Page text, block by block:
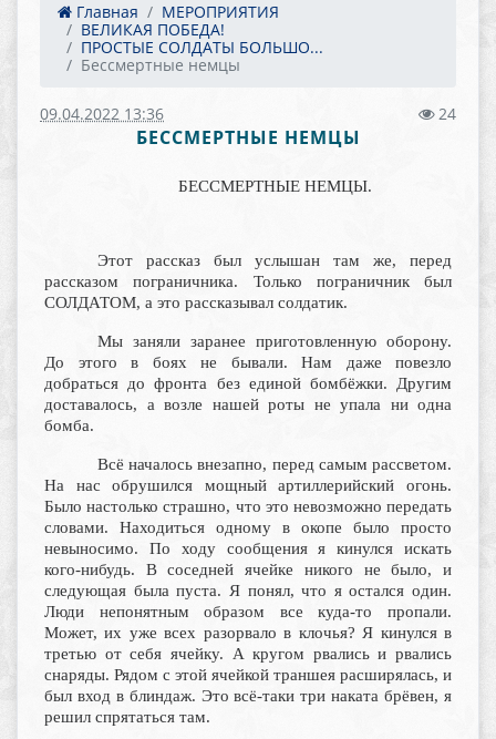
Главная
МЕРОПРИЯТИЯ
ВЕЛИКАЯ ПОБЕДА!
ПРОСТЫЕ СОЛДАТЫ БОЛЬШО...
Бессмертные немцы
09.04.2022 13:36 24
БЕССМЕРТНЫЕ НЕМЦЫ
БЕССМЕРТНЫЕ НЕМЦЫ.
Этот рассказ был услышан там же, перед
рассказом пограничника. Только пограничник был
СОЛДАТОМ, а это рассказывал солдатик.
Мы заняли заранее приготовленную оборону.
До этого в боях не бывали. Нам даже повезло
добраться до фронта без единой бомбёжки. Другим
доставалось, а возле нашей роты не упала ни одна
бомба.
Всё началось внезапно, перед самым рассветом.
На нас обрушился мощный артиллерийский огонь.
Было настолько страшно, что это невозможно передать
словами. Находиться одному в окопе было просто
невыносимо. По ходу сообщения я кинулся искать
кого-нибудь. В соседней ячейке никого не было, и
следующая была пуста. Я понял, что я остался один.
Люди непонятным образом все куда-то пропали.
Может, их уже всех разорвало в клочья? Я кинулся в
третью от себя ячейку. А кругом рвались и рвались
снаряды. Рядом с этой ячейкой траншея расширялась, и
был вход в блиндаж. Это всё-таки три наката брёвен, я
решил спрятаться там.